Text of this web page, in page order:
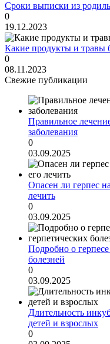
Сроки выписки из
0
19.12.2023
Какие продукты и травы
0
08.11.2023
Свежие публикации
Правильное
заболевания
0
03.09.2025
Опасен ли герпес
лечить
0
03.09.2025
Подробно о
болезней
0
03.09.2025
Длительность
детей и взрослых
0